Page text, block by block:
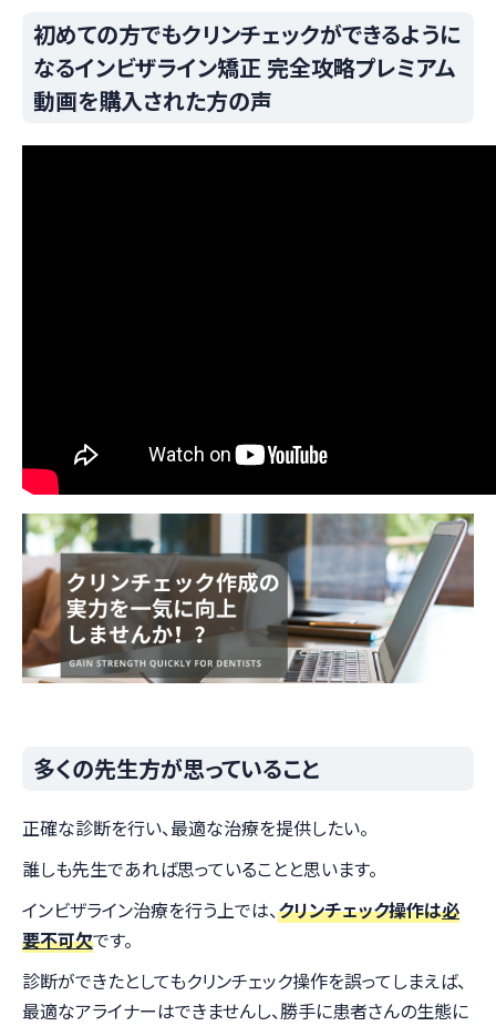
初めての方でもクリンチェックができるように
なるインビザライン矯正 完全攻略プレミアム
動画を購入された方の声
多くの先生方が思っていること
正確な診断を行い、最適な治療を提供したい。
誰しも先生であれば思っていることと思います。
インビザライン治療を行う上では、クリンチェック操作は必
要不可欠です。
診断ができたとしてもクリンチェック操作を誤ってしまえば、
最適なアライナーはできませんし、勝手に患者さんの生態に